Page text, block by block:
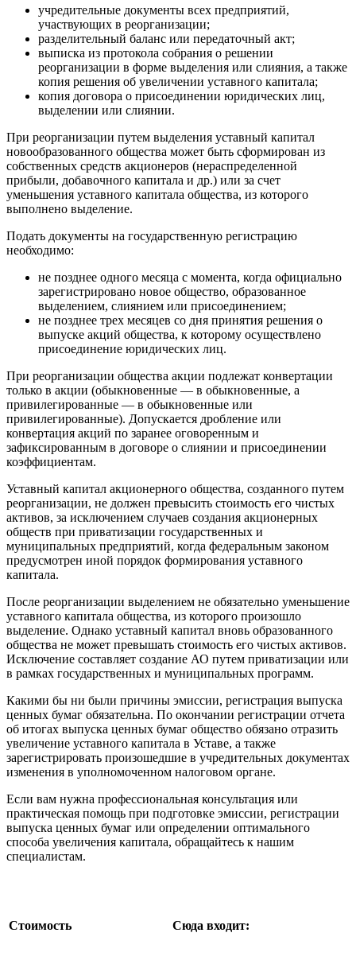
учредительные документы всех предприятий,
участвующих в реорганизации;
разделительный баланс или передаточный акт;
выписка из протокола собрания о решении
реорганизации в форме выделения или слияния, а также
копия решения об увеличении уставного капитала;
копия договора о присоединении юридических лиц,
выделении или слиянии.
При реорганизации путем выделения уставный капитал
новообразованного общества может быть сформирован из
собственных средств акционеров (нераспределенной
прибыли, добавочного капитала и др.) или за счет
уменьшения уставного капитала общества, из которого
выполнено выделение.
Подать документы на государственную регистрацию
необходимо:
не позднее одного месяца с момента, когда официально
зарегистрировано новое общество, образованное
выделением, слиянием или присоединением;
не позднее трех месяцев со дня принятия решения о
выпуске акций общества, к которому осуществлено
присоединение юридических лиц.
При реорганизации общества акции подлежат конвертации
только в акции (обыкновенные — в обыкновенные, а
привилегированные — в обыкновенные или
привилегированные). Допускается дробление или
конвертация акций по заранее оговоренным и
зафиксированным в договоре о слиянии и присоединении
коэффициентам.
Уставный капитал акционерного общества, созданного путем
реорганизации, не должен превысить стоимость его чистых
активов, за исключением случаев создания акционерных
обществ при приватизации государственных и
муниципальных предприятий, когда федеральным законом
предусмотрен иной порядок формирования уставного
капитала.
После реорганизации выделением не обязательно уменьшение
уставного капитала общества, из которого произошло
выделение. Однако уставный капитал вновь образованного
общества не может превышать стоимость его чистых активов.
Исключение составляет создание АО путем приватизации или
в рамках государственных и муниципальных программ.
Какими бы ни были причины эмиссии, регистрация выпуска
ценных бумаг обязательна. По окончании регистрации отчета
об итогах выпуска ценных бумаг общество обязано отразить
увеличение уставного капитала в Уставе, а также
зарегистрировать произошедшие в учредительных документах
изменения в уполномоченном налоговом органе.
Если вам нужна профессиональная консультация или
практическая помощь при подготовке эмиссии, регистрации
выпуска ценных бумаг или определении оптимального
способа увеличения капитала, обращайтесь к нашим
специалистам.
Стоимость Сюда входит: